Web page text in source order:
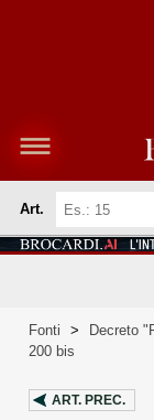
Art.
Fonti > Decreto
200 bis
ART. PREC.